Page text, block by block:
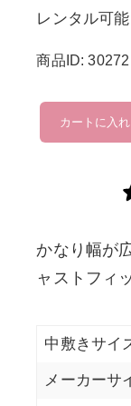
レンタル可能
商品ID: 30272
syunsoku
個
カートに入
かなり幅が
ャストフィ
中敷きサイ
メーカーサ